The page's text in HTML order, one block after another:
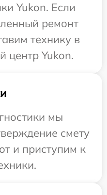
Yukon. Если
ремонт
технику в
центр Yukon.
мы
смету
и приступим к